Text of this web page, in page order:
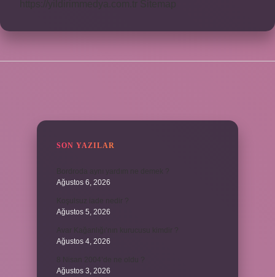
SON YAZILAR
Ağustos 6, 2026
Ağustos 5, 2026
Ağustos 4, 2026
Ağustos 3, 2026